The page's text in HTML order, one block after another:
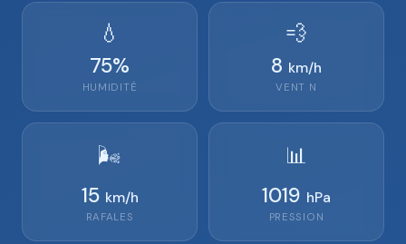
💧
75%
HUMIDITÉ
💨
8 km/h
VENT N
🌬️
15 km/h
RAFALES
📊
1019 hPa
PRESSION